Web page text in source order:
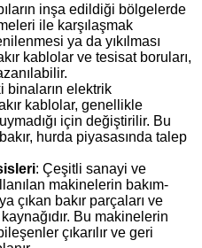
inşa edildiği bölgelerde
ile karşılaşmak
ya da yıkılması
kablolar ve tesisat boruları,
binaların elektrik
kablolar, genellikle
için değiştirilir. Bu
hurda piyasasında talep
: Çeşitli sanayi ve
makinelerin bakım-
çıkan bakır parçaları ve
Bu makinelerin
çıkarılır ve geri